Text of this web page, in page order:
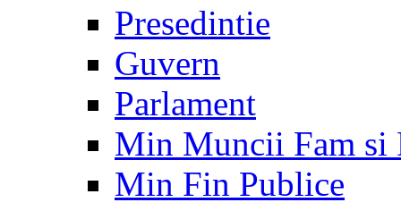
Presedintie
Guvern
Parlament
Min Muncii Fam si
Min Fin Publice